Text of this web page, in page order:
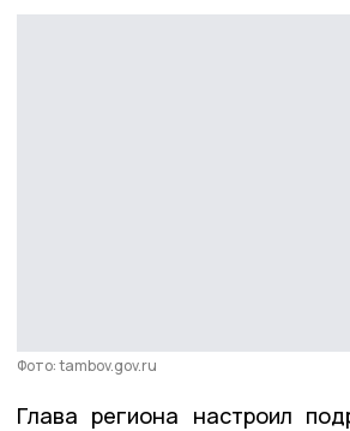
Фото: tambov.gov.ru
Глава региона настроил